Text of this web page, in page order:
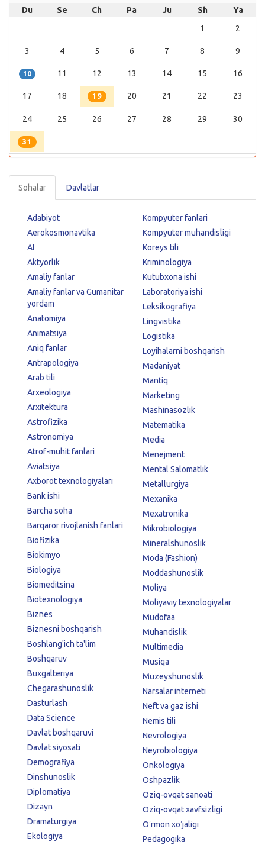
Du Se Ch Pa Ju Sh
Ya
1
2
3 4 5 6 7 8 9
10 11 12 13 14 15 16
17 18 19 20 21 22 23
24 25 26 27 28 29 30
31
Sohalar Davlatlar
Adabiyot
Aerokosmonavtika
AI
Aktyorlik
Amaliy fanlar
Amaliy fanlar va Gumanitar
yordam
Anatomiya
Animatsiya
Aniq fanlar
Antrapologiya
Arab tili
Arxeologiya
Arxitektura
Astrofizika
Astronomiya
Atrof-muhit fanlari
Aviatsiya
Axborot texnologiyalari
Bank ishi
Barcha soha
Barqaror rivojlanish fanlari
Biofizika
Biokimyo
Biologiya
Biomeditsina
Biotexnologiya
Biznes
Biznesni boshqarish
Boshlang'ich ta'lim
Boshqaruv
Buxgalteriya
Chegarashunoslik
Dasturlash
Data Science
Davlat boshqaruvi
Davlat siyosati
Demografiya
Dinshunoslik
Diplomatiya
Dizayn
Dramaturgiya
Ekologiya
Kompyuter fanlari
Kompyuter muhandisligi
Koreys tili
Kriminologiya
Kutubxona ishi
Laboratoriya ishi
Leksikografiya
Lingvistika
Logistika
Loyihalarni boshqarish
Madaniyat
Mantiq
Marketing
Mashinasozlik
Matematika
Media
Menejment
Mental Salomatlik
Metallurgiya
Mexanika
Mexatronika
Mikrobiologiya
Mineralshunoslik
Moda (Fashion)
Moddashunoslik
Moliya
Moliyaviy texnologiyalar
Mudofaa
Muhandislik
Multimedia
Musiqa
Muzeyshunoslik
Narsalar interneti
Neft va gaz ishi
Nemis tili
Nevrologiya
Neyrobiologiya
Onkologiya
Oshpazlik
Oziq-ovqat sanoati
Oziq-ovqat xavfsizligi
Oʻrmon xoʻjaligi
Pedagogika